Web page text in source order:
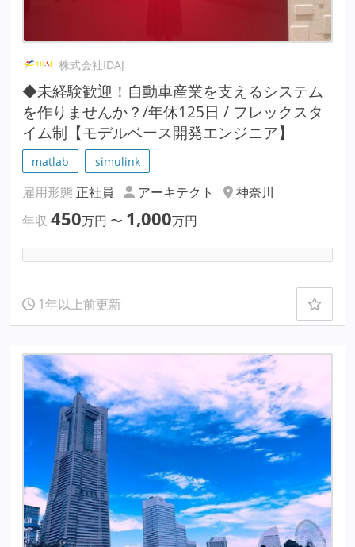
株式会社IDAJ
◆未経験歓迎！自動車産業を支えるシステム
を作りませんか？/年休125日 / フレックスタ
イム制【モデルベース開発エンジニア】
matlab simulink
雇用形態 正社員 アーキテクト
神奈川
年収 450万円 〜 1,000万円
1年以上前更新